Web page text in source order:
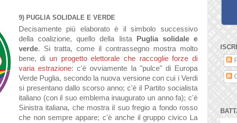
9) PUGLIA SOLIDALE E VERDE
Decisamente più elaborato è il simbolo successivo
della coalizione, quello della lista
Puglia solidale e
verde. Si tratta, come il contrassegno mostra molto
bene, di un progetto elettorale che raccoglie forze di
varia estrazione: c'è ovviamente la "pulce" di Europa
Verde Puglia, secondo la nuova versione con cui i Verdi
si presentano dallo scorso anno; c'è il Partito socialista
italiano (con il suo emblema inaugurato un anno fa); c'è
Sinistra italiana, che mostra il suo fregio a fondo rosso
che non sempre appare; c'è anche il gruppo civico La